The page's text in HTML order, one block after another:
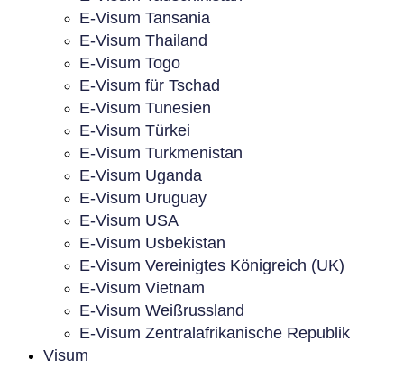
E-Visum Tansania
E-Visum Thailand
E-Visum Togo
E-Visum für Tschad
E-Visum Tunesien
E-Visum Türkei
E-Visum Turkmenistan
E-Visum Uganda
E-Visum Uruguay
E-Visum USA
E-Visum Usbekistan
E-Visum Vereinigtes Königreich (UK)
E-Visum Vietnam
E-Visum Weißrussland
E-Visum Zentralafrikanische Republik
Visum